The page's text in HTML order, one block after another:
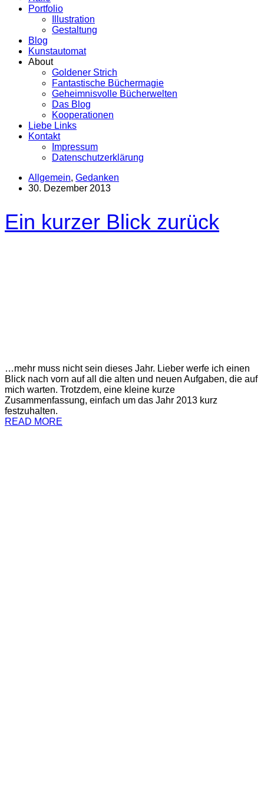
Portfolio
Illustration
Gestaltung
Blog
Kunstautomat
About
Goldener Strich
Fantastische Büchermagie
Geheimnisvolle Bücherwelten
Das Blog
Kooperationen
Liebe Links
Kontakt
Impressum
Datenschutzerklärung
Allgemein, Gedanken
30. Dezember 2013
Ein kurzer Blick zurück
…mehr muss nicht sein dieses Jahr. Lieber werfe ich einen
Blick nach vorn auf all die alten und neuen Aufgaben, die auf
mich warten. Trotzdem, eine kleine kurze
Zusammenfassung, einfach um das Jahr 2013 kurz
festzuhalten.
READ MORE